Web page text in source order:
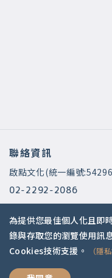
聯絡資訊
啟點文化(統一編號
02-2292-2086
service@koob.com.tw
服務時間
週一至週五 10:00-18:00
國定假日公休
為提供您最佳個人化且即
錄與存取您的瀏覽使用訊
Cookies技術支援。
（隱